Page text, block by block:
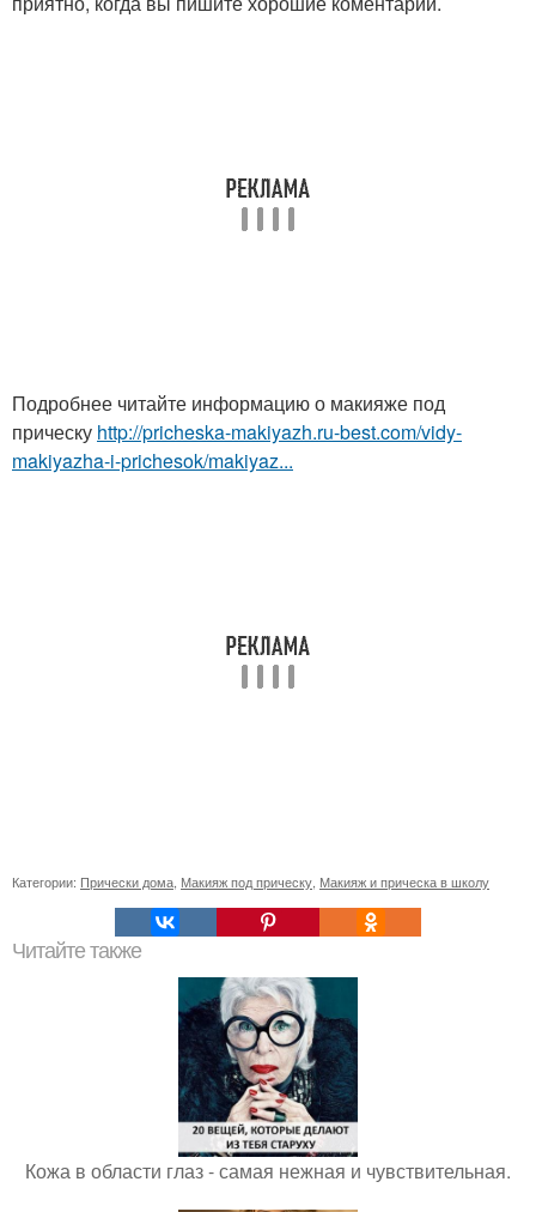
Подробнее читайте информацию о макияже под
прическу http://pricheska-makiyazh.ru-best.com/vidy-
makiyazha-i-prichesok/makiyaz...
Категории: Прически дома Макияж под прическу Макияж и прическа в школу
Читайте также
Кожа в области глаз - самая нежная и чувствительная.